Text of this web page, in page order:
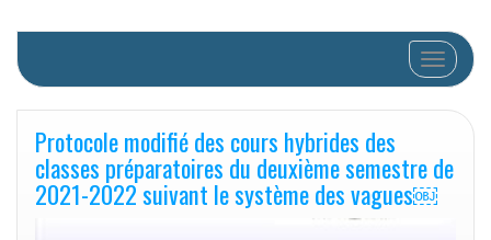
Afficher/
Protocole modifié des cours hybrides des
classes préparatoires du deuxième semestre de
2021-2022 suivant le système des vagues￼